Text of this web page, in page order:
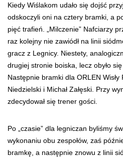
Kiedy Wiślakom udało się dojść
odskoczyli oni na cztery bramki, a
pięć trafień. „Milczenie” Nafciarzy
raz kolejny nie zawiódł na linii
gracz z Legnicy. Niestety,
drugiej stronie boiska, lecz obyło się
Następnie bramki dla ORLEN Wisły
Niedzielski i Michał Załęski. Przy
zdecydował się trener gości.
Po „czasie” dla legniczan byliśmy
wykonaniu obu zespołów, zaś
bramkę, a następnie znowu z linii